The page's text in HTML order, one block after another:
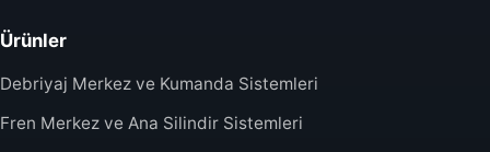
Ürünler
Debriyaj Merkez ve Kumanda Sistemleri
Fren Merkez ve Ana Silindir Sistemleri